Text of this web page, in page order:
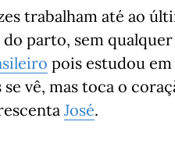
trabalham até ao
parto, sem
pois estudou em
vê, mas toca o
José.